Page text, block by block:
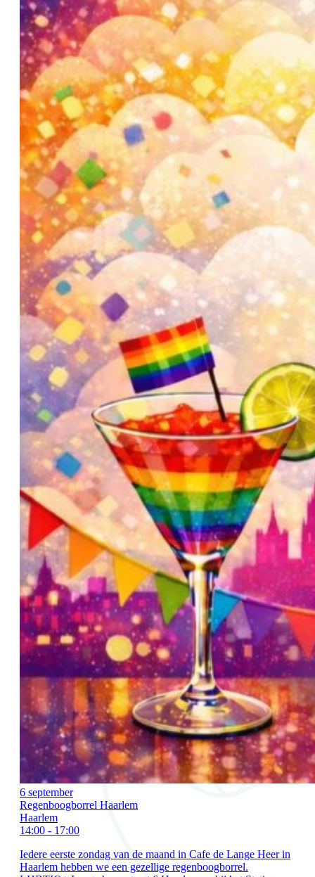
6 september
Regenboogborrel Haarlem
Haarlem
14:00 - 17:00
Iedere eerste zondag van de maand in Cafe de Lange Heer in
Haarlem hebben we een gezellige regenboogborrel.